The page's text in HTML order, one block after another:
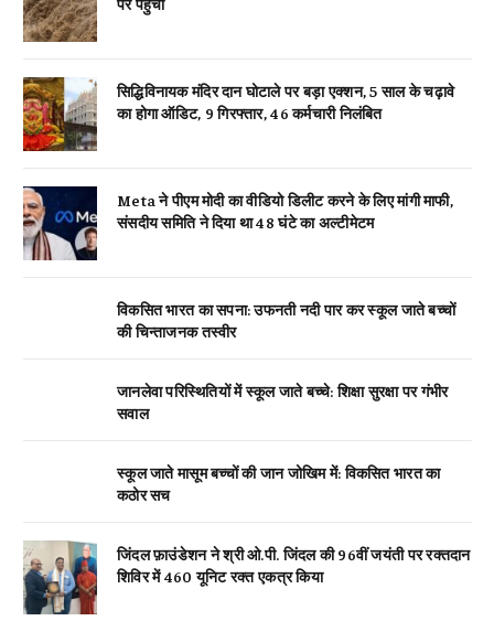
सिद्धिविनायक मंदिर दान घोटाले पर बड़ा एक्शन, 5 साल के चढ़ावे
का होगा ऑडिट, 9 गिरफ्तार, 46 कर्मचारी निलंबित
Meta ने पीएम मोदी का वीडियो डिलीट करने के लिए मांगी माफी,
संसदीय समिति ने दिया था 48 घंटे का अल्टीमेटम
विकसित भारत का सपना: उफनती नदी पार कर स्कूल जाते बच्चों
की चिन्ताजनक तस्वीर
जानलेवा परिस्थितियों में स्कूल जाते बच्चे: शिक्षा सुरक्षा पर गंभीर
सवाल
स्कूल जाते मासूम बच्चों की जान जोखिम में: विकसित भारत का
कठोर सच
जिंदल फ़ाउंडेशन ने श्री ओ.पी. जिंदल की 96वीं जयंती पर रक्तदान
शिविर में 460 यूनिट रक्त एकत्र किया